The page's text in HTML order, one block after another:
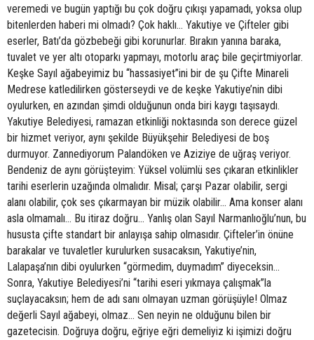
veremedi ve bugün yaptığı bu çok doğru çıkışı yapamadı, yoksa olup
bitenlerden haberi mi olmadı? Çok haklı… Yakutiye ve Çifteler gibi
eserler, Batı’da gözbebeği gibi korunurlar. Bırakın yanına baraka,
tuvalet ve yer altı otoparkı yapmayı, motorlu araç bile geçirtmiyorlar.
Keşke Sayıl ağabeyimiz bu “hassasiyet”ini bir de şu Çifte Minareli
Medrese katledilirken gösterseydi ve de keşke Yakutiye’nin dibi
oyulurken, en azından şimdi olduğunun onda biri kaygı taşısaydı.
Yakutiye Belediyesi, ramazan etkinliği noktasında son derece güzel
bir hizmet veriyor, aynı şekilde Büyükşehir Belediyesi de boş
durmuyor. Zannediyorum Palandöken ve Aziziye de uğraş veriyor.
Bendeniz de aynı görüşteyim: Yüksel volümlü ses çıkaran etkinlikler
tarihi eserlerin uzağında olmalıdır. Misal; çarşı Pazar olabilir, sergi
alanı olabilir, çok ses çıkarmayan bir müzik olabilir… Ama konser alanı
asla olmamalı… Bu itiraz doğru... Yanlış olan Sayıl Narmanlıoğlu’nun, bu
hususta çifte standart bir anlayışa sahip olmasıdır. Çifteler’in önüne
barakalar ve tuvaletler kurulurken susacaksın, Yakutiye’nin,
Lalapaşa’nın dibi oyulurken “görmedim, duymadım” diyeceksin…
Sonra, Yakutiye Belediyesi’ni “tarihi eseri yıkmaya çalışmak”la
suçlayacaksın; hem de adı sanı olmayan uzman görüşüyle! Olmaz
değerli Sayıl ağabeyi, olmaz… Sen neyin ne olduğunu bilen bir
gazetecisin. Doğruya doğru, eğriye eğri demeliyiz ki işimizi doğru